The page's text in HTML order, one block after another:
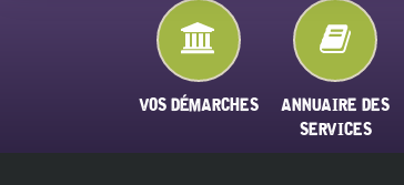
VOS DÉMARCHES
ANNUAIRE DES
SERVICES